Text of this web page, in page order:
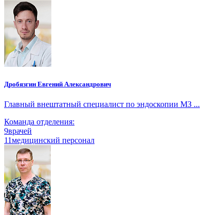
Дробязгин Евгений Александрович
Главный внештатный специалист по эндоскопии МЗ ...
Команда отделения:
9врачей
11медицинский персонал